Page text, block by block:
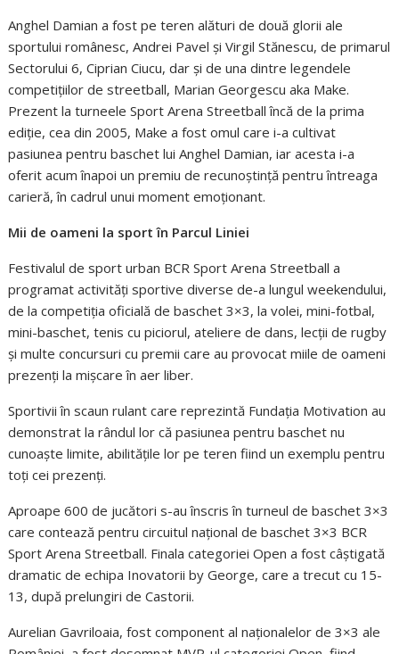
Anghel Damian a fost pe teren alături de două glorii ale
sportului românesc, Andrei Pavel și Virgil Stănescu, de primarul
Sectorului 6, Ciprian Ciucu, dar și de una dintre legendele
competițiilor de streetball, Marian Georgescu aka Make.
Prezent la turneele Sport Arena Streetball încă de la prima
ediție, cea din 2005, Make a fost omul care i-a cultivat
pasiunea pentru baschet lui Anghel Damian, iar acesta i-a
oferit acum înapoi un premiu de recunoștință pentru întreaga
carieră, în cadrul unui moment emoționant.
Mii de oameni la sport în Parcul Liniei
Festivalul de sport urban BCR Sport Arena Streetball a
programat activități sportive diverse de-a lungul weekendului,
de la competiția oficială de baschet 3×3, la volei, mini-fotbal,
mini-baschet, tenis cu piciorul, ateliere de dans, lecții de rugby
și multe concursuri cu premii care au provocat miile de oameni
prezenți la mișcare în aer liber.
Sportivii în scaun rulant care reprezintă Fundația Motivation au
demonstrat la rândul lor că pasiunea pentru baschet nu
cunoaște limite, abilitățile lor pe teren fiind un exemplu pentru
toți cei prezenți.
Aproape 600 de jucători s-au înscris în turneul de baschet 3×3
care contează pentru circuitul național de baschet 3×3 BCR
Sport Arena Streetball. Finala categoriei Open a fost câștigată
dramatic de echipa Inovatorii by George, care a trecut cu 15-
13, după prelungiri de Castorii.
Aurelian Gavriloaia, fost component al naționalelor de 3×3 ale